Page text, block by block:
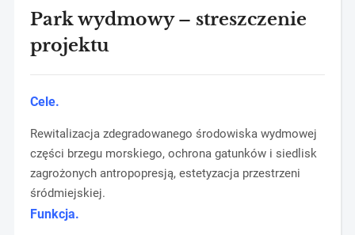
Park wydmowy – streszczenie
projektu
Cele.
Rewitalizacja zdegradowanego środowiska wydmowej
części brzegu morskiego, ochrona gatunków i siedlisk
zagrożonych antropopresją, estetyzacja przestrzeni
śródmiejskiej.
Funkcja.